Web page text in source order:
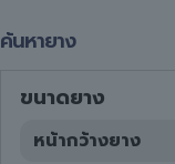
ค้นหายาง
ขนาดยาง